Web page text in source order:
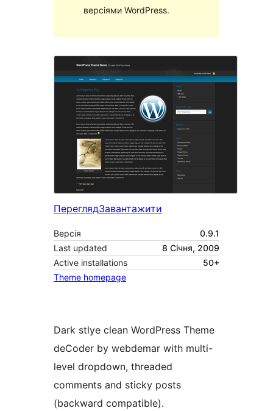
версіями WordPress.
ПереглядЗавантажити
Версія
0.9.1
Last updated
8 Січня, 2009
Active installations
50+
Theme homepage
Dark stlye clean WordPress Theme
deCoder by webdemar with multi-
level dropdown, threaded
comments and sticky posts
(backward compatible).